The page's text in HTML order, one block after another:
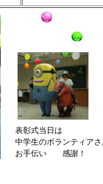
表彰式当日は
中学生のボランティアさ
お手伝い 感謝！